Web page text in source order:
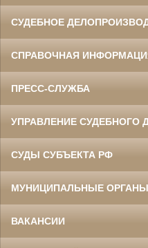
СУДЕБНОЕ
СПРАВОЧНАЯ
ПРЕСС-СЛУЖБА
УПРАВЛЕНИЕ СУДЕБНОГО
СУДЫ СУБЪЕКТА РФ
МУНИЦИПАЛЬНЫЕ
ВАКАНСИИ